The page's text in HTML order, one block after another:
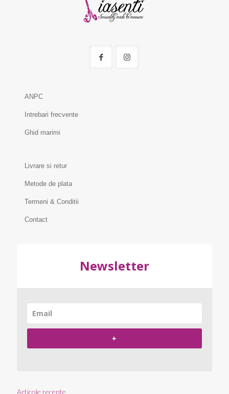
ANPC
Intrebari frecvente
Ghid marimi
Livrare si retur
Metode de plata
Termeni & Conditii
Contact
Newsletter
+
Articole recente